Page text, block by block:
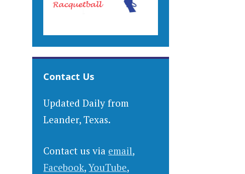
Contact Us
Updated Daily from
Leander, Texas.
Contact us via email,
Facebook,YouTube,